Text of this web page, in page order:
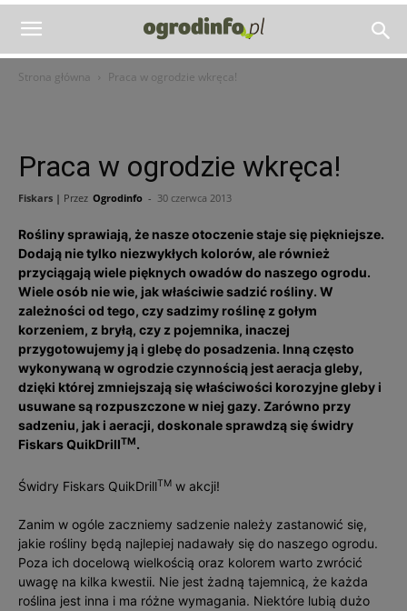
Strona główna Praca w ogrodzie wkręca!
Praca w ogrodzie wkręca!
Fiskars | Przez Ogrodinfo - 30 czerwca 2013
Rośliny sprawiają, że nasze otoczenie staje się piękniejsze.
Dodają nie tylko niezwykłych kolorów, ale również
przyciągają wiele pięknych owadów do naszego ogrodu.
Wiele osób nie wie, jak właściwie sadzić rośliny. W
zależności od tego, czy sadzimy roślinę z gołym
korzeniem, z bryłą, czy z pojemnika, inaczej
przygotowujemy ją i glebę do posadzenia. Inną często
wykonywaną w ogrodzie czynnością jest aeracja gleby,
dzięki której zmniejszają się właściwości korozyjne gleby i
usuwane są rozpuszczone w niej gazy. Zarówno przy
sadzeniu, jak i aeracji, doskonale sprawdzą się świdry
Fiskars QuikDrillTM.
Świdry Fiskars QuikDrillTM w akcji!
Zanim w ogóle zaczniemy sadzenie należy zastanowić się,
jakie rośliny będą najlepiej nadawały się do naszego ogrodu.
Poza ich docelową wielkością oraz kolorem warto zwrócić
uwagę na kilka kwestii. Nie jest żadną tajemnicą, że każda
roślina jest inna i ma różne wymagania. Niektóre lubią dużo